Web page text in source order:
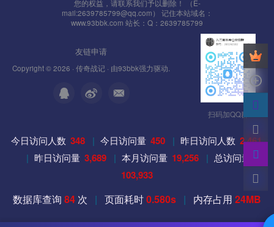
您的权益，请联系我们予以删除！ （E-
mail:2639785799@qq.com） 记住本站域名：
www.93bbk.com 站长：Q：2639785799
友链申请
Copyright © 2026 · 传奇战记 · 由93bbk强力驱动.
扫码加QQ群
今日访问人数 348 | 今日访问量 450 | 昨日访问人数 2,461
| 昨日访问量 3,689 | 本月访问量 19,256 | 总访问量
103,933
数据库查询 84 次 | 页面耗时0.580s | 内存占用 24MB